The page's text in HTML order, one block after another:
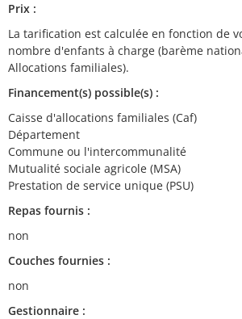
Prix :
La tarification est calculée en fonction de
nombre d'enfants à charge (barème
Allocations familiales).
Financement(s) possible(s) :
Caisse d'allocations familiales (Caf)
Département
Commune ou l'intercommunalité
Mutualité sociale agricole (MSA)
Prestation de service unique (PSU)
Repas fournis :
non
Couches fournies :
non
Gestionnaire :